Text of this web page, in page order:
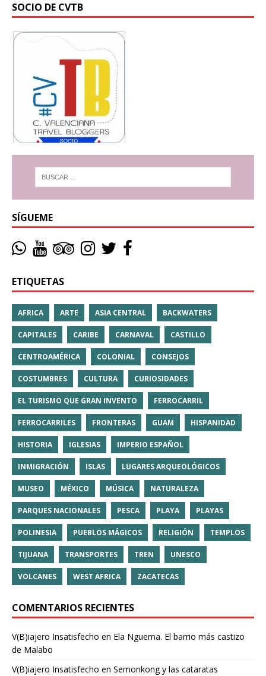
SOCIO DE CVTB
SÍGUEME
ETIQUETAS
AFRICA ARTE ASIA CENTRAL BACKWATERS
CAPITALES CARIBE CARNAVAL CASTILLO
CENTROAMÉRICA COLONIAL CONSEJOS
COSTUMBRES CULTURA CURIOSIDADES
EL TURISMO QUE GRAN INVENTO FERROCARRIL
FERROCARRILES FRONTERAS GUAM HISPANIDAD
HISTORIA IGLESIAS IMPERIO ESPAÑOL
INMIGRACIÓN ISLAS LUGARES ARQUEOLÓGICOS
MUSEO MÉXICO MÚSICA NATURALEZA
PARQUES NACIONALES PESCA PLAYA PLAYAS
POLINESIA PUEBLOS MÁGICOS RELIGIÓN TEMPLOS
TIJUANA TRANSPORTES TREN UNESCO
VOLCANES WEST AFRICA ZACATECAS
COMENTARIOS RECIENTES
V(B)iajero Insatisfecho en Ela Nguema. El barrio más castizo
de Malabo
V(B)iajero Insatisfecho en Semonkong y las cataratas